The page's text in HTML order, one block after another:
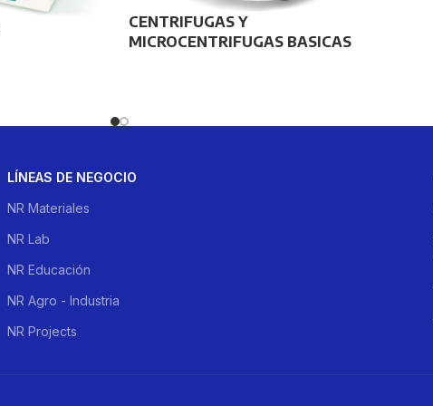
CENTRIFUGAS Y
MICROCENTRIFUGAS BASICAS
LÍNEAS DE NEGOCIO
NR Materiales
NR Lab
NR Educación
NR Agro - Industria
NR Projects